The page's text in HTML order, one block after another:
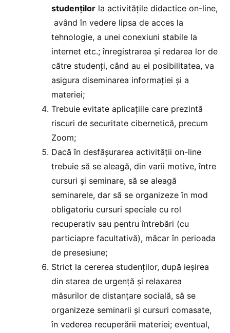
studenţilor la activităţile didactice on-line,
având în vedere lipsa de acces la
tehnologie, a unei conexiuni stabile la
internet etc.; înregistrarea şi redarea lor de
către studenţi, când au ei posibilitatea, va
asigura diseminarea informației și a
materiei;
Trebuie evitate aplicaţiile care prezintă
riscuri de securitate cibernetică, precum
Zoom;
Dacă în desfășurarea activității on-line
trebuie să se aleagă, din varii motive, între
cursuri și seminare, să se aleagă
seminarele, dar să se organizeze în mod
obligatoriu cursuri speciale cu rol
recuperativ sau pentru întrebări (cu
particiapre facultativă), măcar în perioada
de presesiune;
Strict la cererea studenților, după ieșirea
din starea de urgență și relaxarea
măsurilor de distanțare socială, să se
organizeze seminarii și cursuri comasate,
în vederea recuperării materiei; eventual,